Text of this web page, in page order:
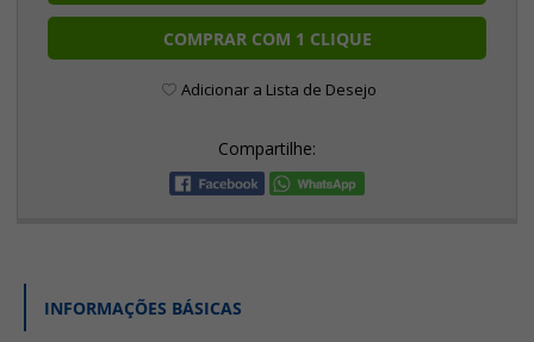
COMPRAR COM 1 CLIQUE
Adicionar a Lista de Desejo
Compartilhe:
INFORMAÇÕES BÁSICAS